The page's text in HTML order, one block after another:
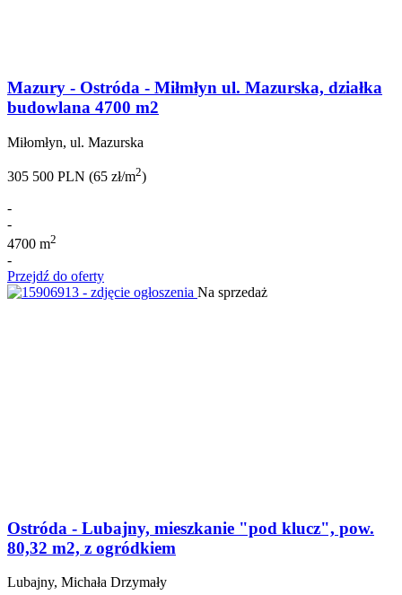
Mazury - Ostróda - Miłmłyn ul. Mazurska, działka
budowlana 4700 m2
Miłomłyn, ul. Mazurska
305 500 PLN (65 zł/m2)
-
-
4700 m2
-
Przejdź do oferty
Na sprzedaż
Ostróda - Lubajny, mieszkanie "pod klucz", pow.
80,32 m2, z ogródkiem
Lubajny, Michała Drzymały